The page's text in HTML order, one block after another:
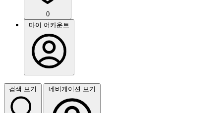
0
마이 어카운트
검색 보기 네비게이션 보기